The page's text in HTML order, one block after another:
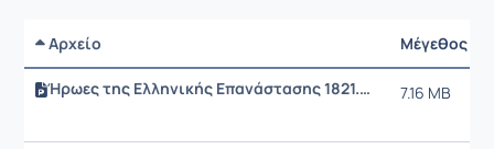
Αρχείο Μέγεθος
Ήρωες της Ελληνικής Επανάστασης 1821.pptx 7.16 MB